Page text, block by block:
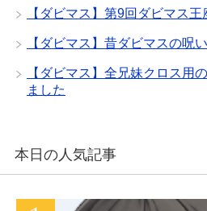
【ダビマス】第9回ダビマス王
【ダビマス】昔ダビマスの呪
【ダビマス】全兄妹クロス用
ました
本日の人気記事